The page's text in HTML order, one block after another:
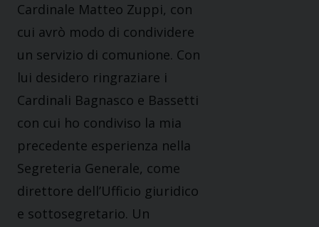
Cardinale Matteo Zuppi, con
cui avrò modo di condividere
un servizio di comunione. Con
lui desidero ringraziare i
Cardinali Bagnasco e Bassetti
con cui ho condiviso la mia
precedente esperienza nella
Segreteria Generale, come
direttore dell’Ufficio giuridico
e sottosegretario. Un